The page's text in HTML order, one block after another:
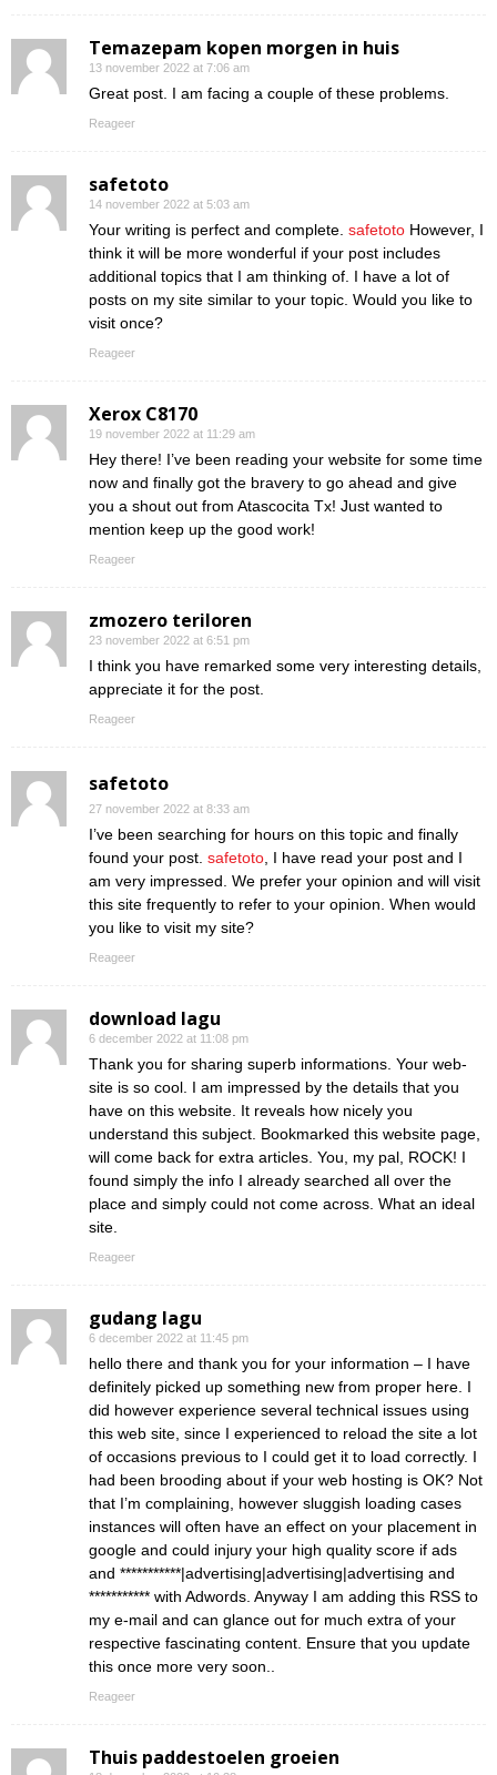
Temazepam kopen morgen in huis
13 november 2022 at 7:06 am
Great post. I am facing a couple of these problems.
Reageer
safetoto
14 november 2022 at 5:03 am
Your writing is perfect and complete. safetoto However, I
think it will be more wonderful if your post includes
additional topics that I am thinking of. I have a lot of
posts on my site similar to your topic. Would you like to
visit once?
Reageer
Xerox C8170
19 november 2022 at 11:29 am
Hey there! I’ve been reading your website for some time
now and finally got the bravery to go ahead and give
you a shout out from Atascocita Tx! Just wanted to
mention keep up the good work!
Reageer
zmozero teriloren
23 november 2022 at 6:51 pm
I think you have remarked some very interesting details,
appreciate it for the post.
Reageer
safetoto
27 november 2022 at 8:33 am
I’ve been searching for hours on this topic and finally
found your post. safetoto , I have read your post and I
am very impressed. We prefer your opinion and will visit
this site frequently to refer to your opinion. When would
you like to visit my site?
Reageer
download lagu
6 december 2022 at 11:08 pm
Thank you for sharing superb informations. Your web-
site is so cool. I am impressed by the details that you
have on this website. It reveals how nicely you
understand this subject. Bookmarked this website page,
will come back for extra articles. You, my pal, ROCK! I
found simply the info I already searched all over the
place and simply could not come across. What an ideal
site.
Reageer
gudang lagu
6 december 2022 at 11:45 pm
hello there and thank you for your information – I have
definitely picked up something new from proper here. I
did however experience several technical issues using
this web site, since I experienced to reload the site a lot
of occasions previous to I could get it to load correctly. I
had been brooding about if your web hosting is OK? Not
that I’m complaining, however sluggish loading cases
instances will often have an effect on your placement in
google and could injury your high quality score if ads
and ***********|advertising|advertising|advertising and
*********** with Adwords. Anyway I am adding this RSS to
my e-mail and can glance out for much extra of your
respective fascinating content. Ensure that you update
this once more very soon..
Reageer
Thuis paddestoelen groeien